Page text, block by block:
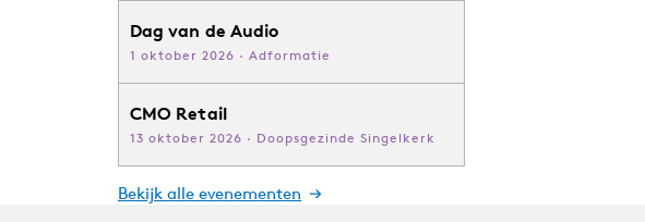
Dag van de Audio
1 oktober 2026 · Adformatie
CMO Retail
13 oktober 2026 · Doopsgezinde Singelkerk
Bekijk alle evenementen